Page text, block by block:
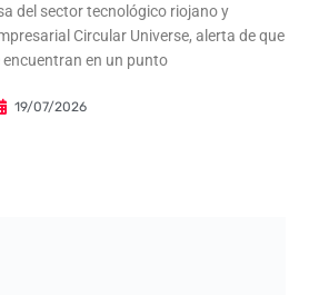
del sector tecnológico riojano y
Circular Universe, alerta de que
en un punto
19/07/2026